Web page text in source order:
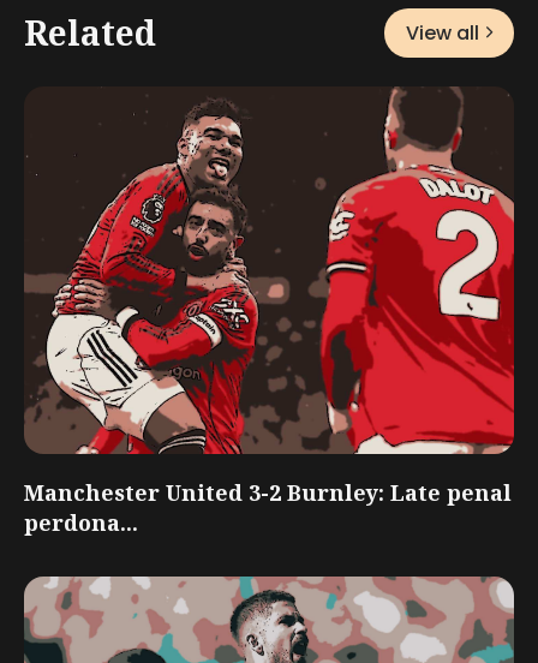
Related View all
Manchester United 3-2 Burnley: Late penal
perdona...